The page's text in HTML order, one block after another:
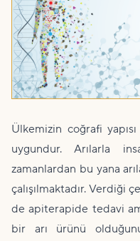
Ülkemizin coğrafi
uygundur. Arılarla
zamanlardan bu yana
çalışılmaktadır. Verdiği
de apiterapide tedavi
bir arı ürünü